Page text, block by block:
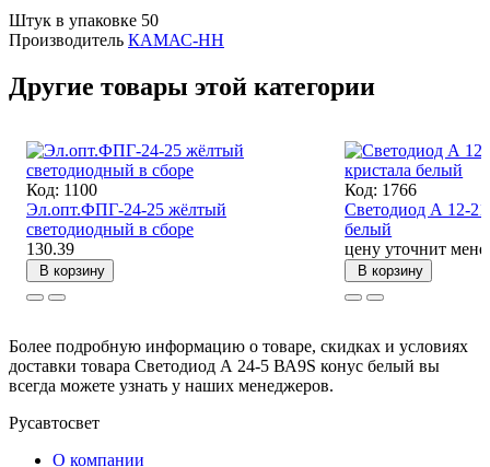
Штук в упаковке 50
Производитель КАМАС-НН
Другие товары этой категории
Код: 1100
Эл.опт.ФПГ-24-25 жёлтый
светодиодный в сборе
130.39
В корзину
Код: 1766
Светодиод А 12-
белый
цену уточнит
В корзину
Более подробную информацию о товаре, скидках и условиях
доставки товара Светодиод А 24-5 ВА9S конус белый вы
всегда можете узнать у наших менеджеров.
Русавтосвет
О компании